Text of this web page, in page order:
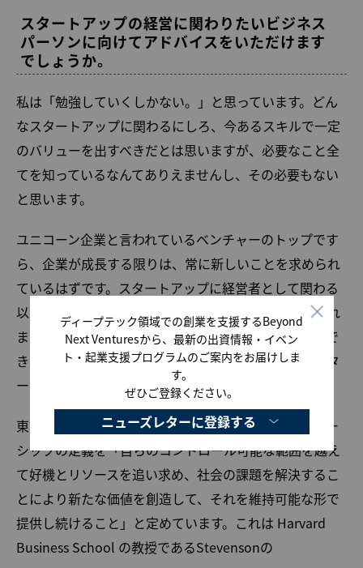
スタートアップの経営に関わりたいビジネス
パーソンに向けてアドバイスをいただけます
でしょうか。
私は「勉強していくしかない。」と思っています。どん
なスタートアップに関わるにしろ、今あるスキルで一定
のバリューを出すべきだとは思いますが、必要なこと全
てを知っているなんてありえませんし、その必要もない
と思います。
ユニコーン企業と言われているベンチャーのトップです
ら、企業が成長する限りは、常に新しいことを求められ
ているはずです。スタートアップに経営者として関わる
以上、どこかのタイミングで必ずストレッチが求められ
ます。「知らないからできない、やったことないからで
きない」と思ってしまうこと自体が、もしかしたらスタ
ートアップに不向きなのかもしれません。
東京大学で受け持っている授業では、アントレプレナー
シップの定義を「自らのコントロール可能な範囲を越え
て好機とリソースを追い求め、社会の課題を解決するこ
とにより新たな価値を創造して、それを維持可能な形で
提供し続けること」と定めています。これは Harvard
Business School の教授であるStevensonの
ディープテック領域での創業を支援するBeyond
Next Venturesから、最新の出資情報・イベン
ト・起業支援プログラムのご案内をお届けしま
す。
ぜひご登録ください。
ニューズレターに登録する